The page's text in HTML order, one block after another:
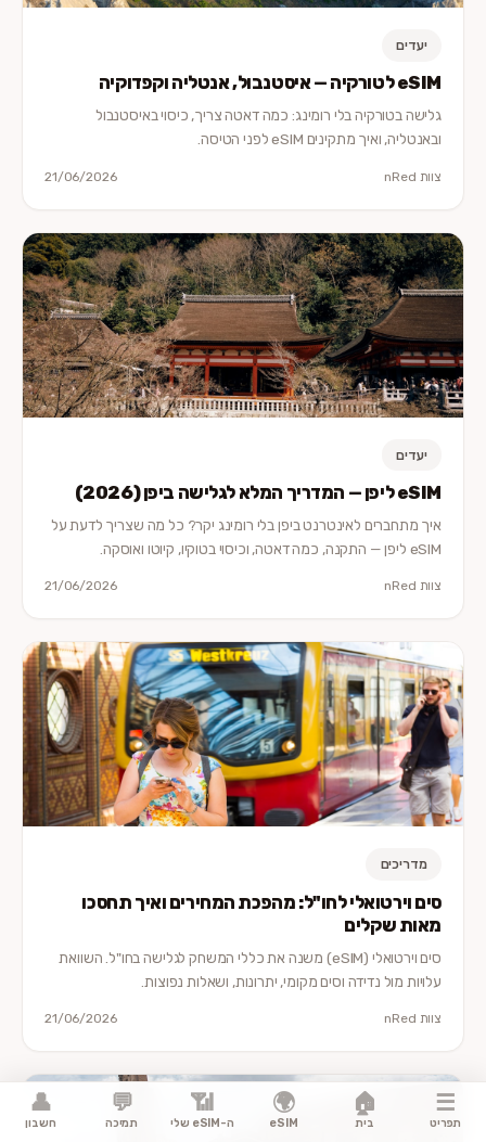
יעדים
eSIM לטורקיה — איסטנבול, אנטליה וקפדוקיה
גלישה בטורקיה בלי רומינג: כמה דאטה צריך, כיסוי באיסטנבול
ובאנטליה, ואיך מתקינים eSIM לפני הטיסה.
צוות nRed 21/06/2026
יעדים
eSIM ליפן — המדריך המלא לגלישה ביפן (2026)
איך מתחברים לאינטרנט ביפן בלי רומינג יקר? כל מה שצריך לדעת על
eSIM ליפן — התקנה, כמה דאטה, וכיסוי בטוקיו, קיוטו ואוסקה.
צוות nRed 21/06/2026
מדריכים
סים וירטואלי לחו"ל: מהפכת המחירים ואיך תחסכו
מאות שקלים
סים וירטואלי (eSIM) משנה את כללי המשחק לגלישה בחו"ל. השוואת
עלויות מול נדידה וסים מקומי, יתרונות, ושאלות נפוצות.
צוות nRed 21/06/2026
☰
תפריט
🏠
בית
🌍
eSIM
📶
ה-eSIM שלי
💬
תמיכה
👤
חשבון